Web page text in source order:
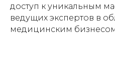
доступ к уникальным
ведущих экспертов в
медицинским